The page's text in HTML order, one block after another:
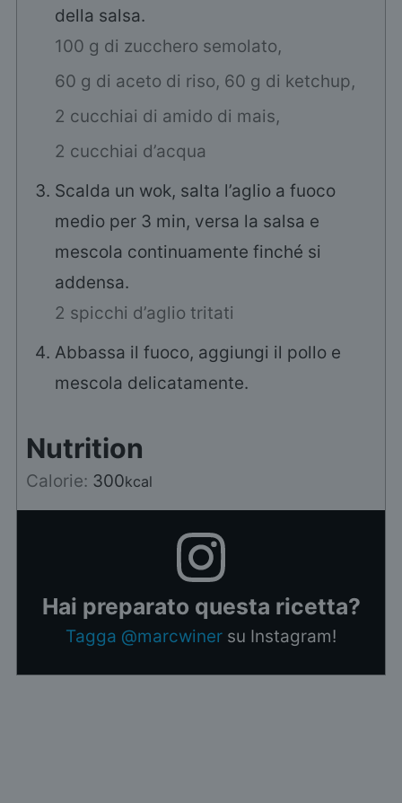
della salsa.
100 g di zucchero semolato,
60 g di aceto di riso, 60 g di ketchup,
2 cucchiai di amido di mais,
2 cucchiai d’acqua
Scalda un wok, salta l’aglio a fuoco
medio per 3 min, versa la salsa e
mescola continuamente finché si
addensa.
2 spicchi d’aglio tritati
Abbassa il fuoco, aggiungi il pollo e
mescola delicatamente.
Nutrition
Calorie: 300kcal
Hai preparato questa ricetta?
Tagga @marcwiner su Instagram!